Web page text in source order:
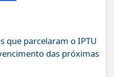
que parcelaram o IPTU
das próximas